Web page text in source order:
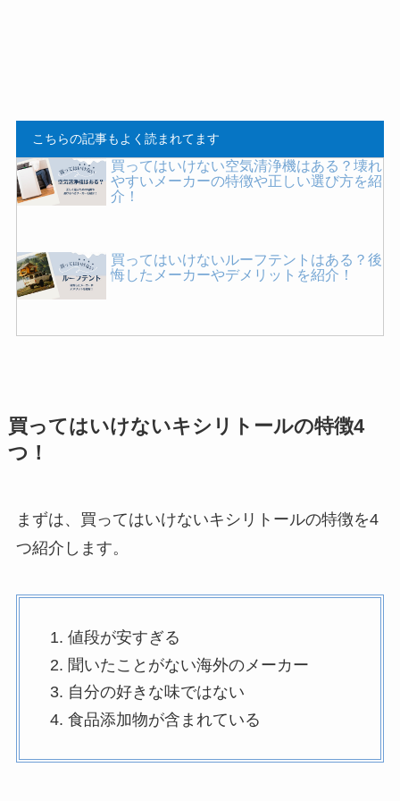
こちらの記事もよく読まれてます
買ってはいけない空気清浄機はある？壊れ
やすいメーカーの特徴や正しい選び方を紹
介！
買ってはいけないルーフテントはある？後
悔したメーカーやデメリットを紹介！
MCTオイルの危険性とは？効果・デメリ
ット・使い方を詳しく紹介！
買ってよかったノートパソコンはこれ！コ
スパ最強商品や初心者におすすめを紹介！
買ってはいけない柔軟剤はどれ？危険なメ
介！
買ってはいけないキシリトールの特徴4
つ！
まずは、買ってはいけないキシリトールの特徴を4
つ紹介します。
値段が安すぎる
聞いたことがない海外のメーカー
自分の好きな味ではない
食品添加物が含まれている